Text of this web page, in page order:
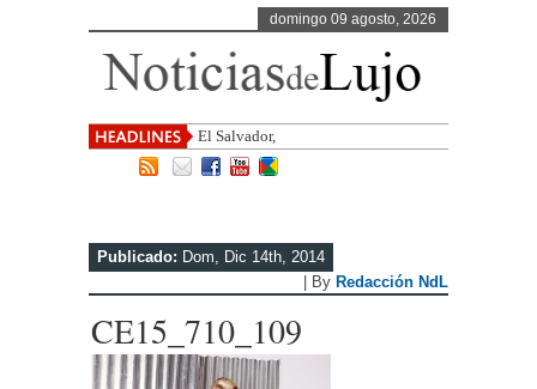
domingo 09 agosto, 2026
El Salvador, uno de los destinos co
Publicado: Dom, Dic 14th, 2014
| By Redacción NdL
CE15_710_109